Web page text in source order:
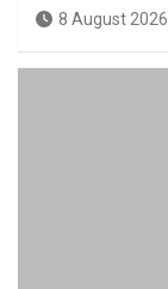
8 August 2026